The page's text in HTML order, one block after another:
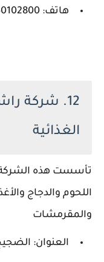
هاتف: 0096550102800
12. شركة
الغذائية
اللحوم والدجاج
والمقرمشات
العنوان: